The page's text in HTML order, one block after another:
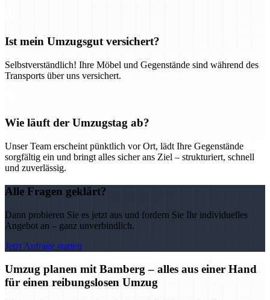
Ist mein Umzugsgut versichert?
Selbstverständlich! Ihre Möbel und Gegenstände sind während des
Transports über uns versichert.
Wie läuft der Umzugstag ab?
Unser Team erscheint pünktlich vor Ort, lädt Ihre Gegenstände
sorgfältig ein und bringt alles sicher ans Ziel – strukturiert, schnell
und zuverlässig.
Alle Fragen geklärt?
Dann probieren Sie es jetzt aus und fordern Sie Ihr individuelles
Angebot an – ganz unverbindlich.
Jetzt Anfrage starten
Umzug planen mit Bamberg – alles aus einer Hand
für einen reibungslosen Umzug